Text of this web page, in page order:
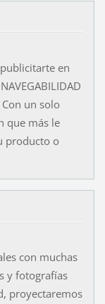
en
un solo
que más le
producto o
con muchas
y fotografías
proyectaremos